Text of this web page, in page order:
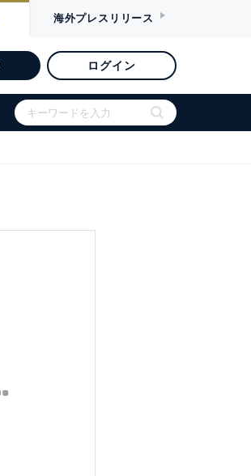
海外プレスリリース
ログイン